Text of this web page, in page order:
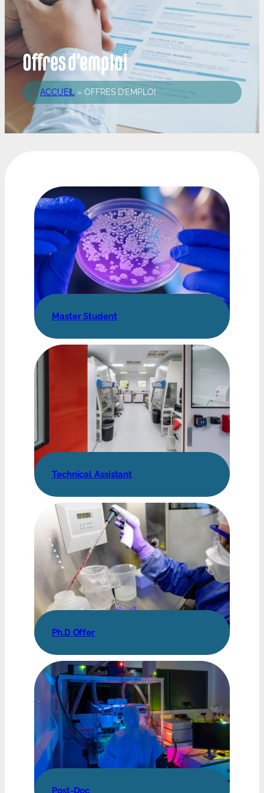
Offres d’emploi
ACCUEIL »OFFRES D’EMPLOI
Master Student
Technical Assistant
Ph.D Offer
Post-Doc